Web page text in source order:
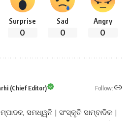
Surprise
0
Sad
0
Angry
0
(Chief Editor) Follow:
ସମଧ୍ୱନି | ସଂସ୍କୃତି ସାମ୍ବାଦିକ |